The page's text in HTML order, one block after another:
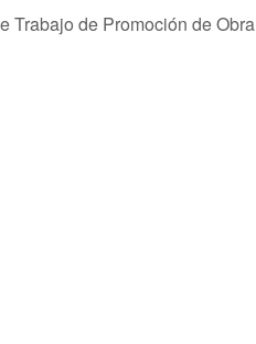
Trabajo de Promoción de Obra